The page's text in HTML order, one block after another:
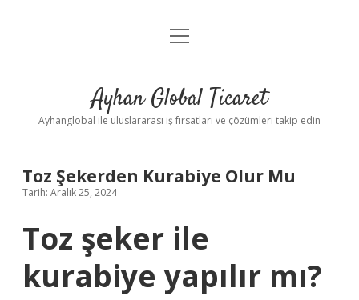
Anasayfa
Yasal Uyarı
menüyü
Ayhan Global Ticaret
Ayhanglobal ile uluslararası iş fırsatları ve çözümleri takip edin
Toz Şekerden Kurabiye Olur Mu
Tarih: Aralık 25, 2024
Toz şeker ile
kurabiye yapılır mı?